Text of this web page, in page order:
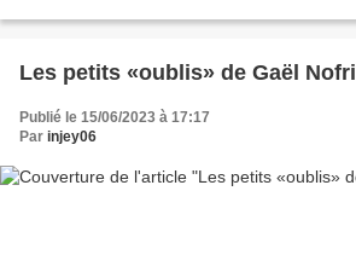
Les petits «oublis» de Gaël Nofri
Publié le 15/06/2023 à 17:17
Par injey06